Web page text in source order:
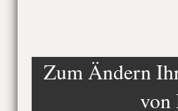
Zum Ändern
von